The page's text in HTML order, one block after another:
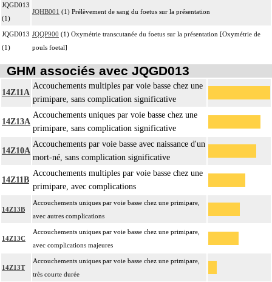
JQGD013
(1)
JQHB001 (1) Prélèvement de sang du foetus sur la présentation
JQGD013
(1)
JQQP900 (1) Oxymétrie transcutanée du foetus sur la présentation [Oxymétrie de
pouls foetal]
GHM associés avec JQGD013
14Z11A
Accouchements multiples par voie basse chez une
primipare, sans complication significative
14Z13A
Accouchements uniques par voie basse chez une
primipare, sans complication significative
14Z10A
Accouchements par voie basse avec naissance d'un
mort-né, sans complication significative
14Z11B
Accouchements multiples par voie basse chez une
primipare, avec complications
14Z13B
Accouchements uniques par voie basse chez une primipare,
avec autres complications
14Z13C
Accouchements uniques par voie basse chez une primipare,
avec complications majeures
14Z13T
Accouchements uniques par voie basse chez une primipare,
très courte durée